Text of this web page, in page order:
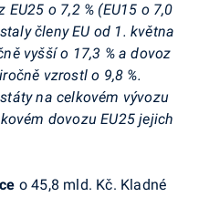
EU25 o 7,2 % (EU15 o 7,0
členy EU od 1. května
vyšší o 17,3 % a dovoz
vzrostl o 9,8 %.
na celkovém vývozu
dovozu EU25 jejich
o 45,8 mld. Kč. Kladné